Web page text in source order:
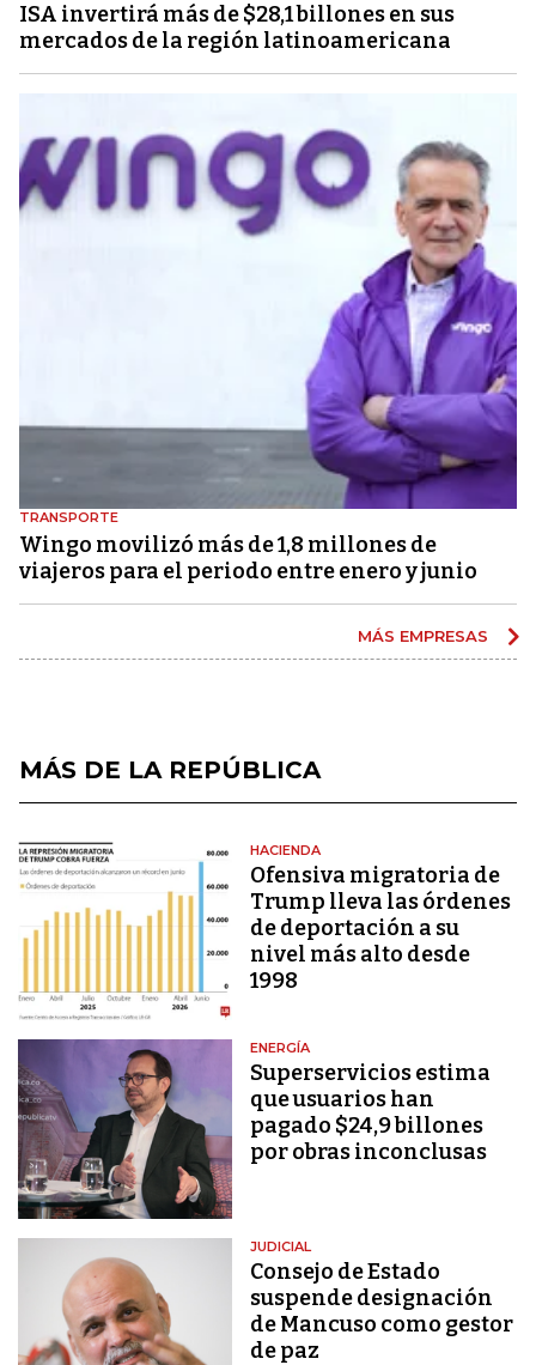
ISA invertirá más de $28,1 billones en sus
mercados de la región latinoamericana
TRANSPORTE
Wingo movilizó más de 1,8 millones de
viajeros para el periodo entre enero y junio
MÁS EMPRESAS
MÁS DE LA REPÚBLICA
HACIENDA
Ofensiva migratoria de
Trump lleva las órdenes
de deportación a su
nivel más alto desde
1998
ENERGÍA
Superservicios estima
que usuarios han
pagado $24,9 billones
por obras inconclusas
JUDICIAL
Consejo de Estado
suspende designación
de Mancuso como gestor
de paz